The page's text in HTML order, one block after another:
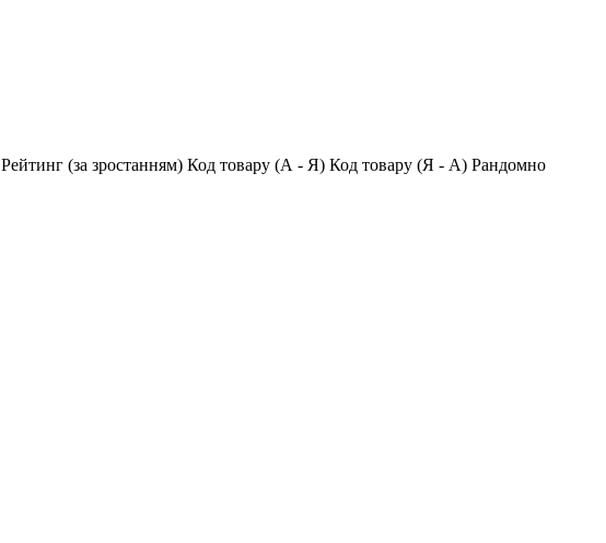
Рейтинг (за зростанням) Код товару (А - Я) Код товару (Я - А) Рандомно